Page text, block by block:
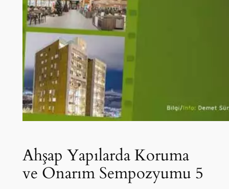
Ahşap Yapılarda Koruma
ve Onarım Sempozyumu 5